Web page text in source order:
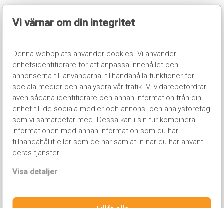
Vi värnar om din integritet
Denna webbplats använder cookies. Vi använder
enhetsidentifierare för att anpassa innehållet och
annonserna till användarna, tillhandahålla funktioner för
sociala medier och analysera vår trafik. Vi vidarebefordrar
även sådana identifierare och annan information från din
enhet till de sociala medier och annons- och analysföretag
som vi samarbetar med. Dessa kan i sin tur kombinera
informationen med annan information som du har
tillhandahållit eller som de har samlat in när du har använt
deras tjänster.
Visa detaljer
Pambos Napa Rocks ★ ★★
Hotell Pambos Napa Rocks är ett populärt och livligt
ungdomshotell mitt i centrum med närhet till nattklubbar
och restauranger. Här bor du i händelsernas centrum med
Ayia Napas pulserande nattliv som närmaste granne.
Hotellet är perfekt för dig som är värdesätter ett
enastående läge och livligt poolområde.